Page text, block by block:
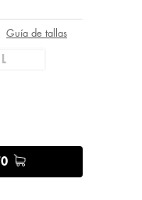
L
Guía de tallas